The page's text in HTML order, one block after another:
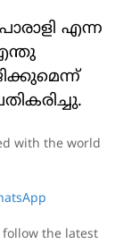
എന്ന
with the world
follow the latest